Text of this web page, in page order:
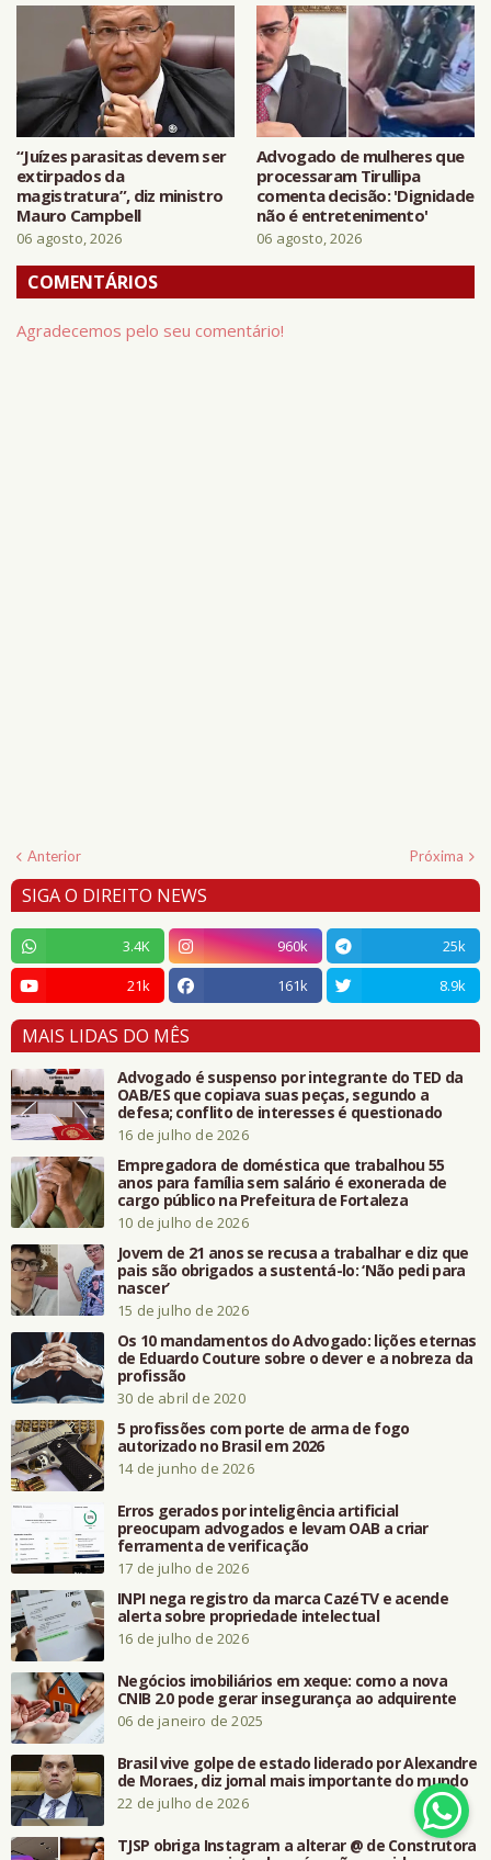
“Juízes parasitas devem ser
extirpados da
magistratura”, diz ministro
Mauro Campbell
06 agosto, 2026
Advogado de mulheres que
processaram Tirullipa
comenta decisão: 'Dignidade
não é entretenimento'
06 agosto, 2026
COMENTÁRIOS
Agradecemos pelo seu comentário!
Anterior Próxima
SIGA O DIREITO NEWS
3.4K 960k
25k
21k
161k 8.9k
MAIS LIDAS DO MÊS
Advogado é suspenso por integrante do TED da
OAB/ES que copiava suas peças, segundo a
defesa; conflito de interesses é questionado
16 de julho de 2026
Empregadora de doméstica que trabalhou 55
anos para família sem salário é exonerada de
cargo público na Prefeitura de Fortaleza
10 de julho de 2026
Jovem de 21 anos se recusa a trabalhar e diz que
pais são obrigados a sustentá-lo: ‘Não pedi para
nascer’
15 de julho de 2026
Os 10 mandamentos do Advogado: lições eternas
de Eduardo Couture sobre o dever e a nobreza da
profissão
30 de abril de 2020
5 profissões com porte de arma de fogo
autorizado no Brasil em 2026
14 de junho de 2026
Erros gerados por inteligência artificial
preocupam advogados e levam OAB a criar
ferramenta de verificação
17 de julho de 2026
INPI nega registro da marca CazéTV e acende
alerta sobre propriedade intelectual
16 de julho de 2026
Negócios imobiliários em xeque: como a nova
CNIB 2.0 pode gerar insegurança ao adquirente
06 de janeiro de 2025
Brasil vive golpe de estado liderado por Alexandre
de Moraes, diz jornal mais importante do mundo
22 de julho de 2026
TJSP obriga Instagram a alterar @ de Construtora